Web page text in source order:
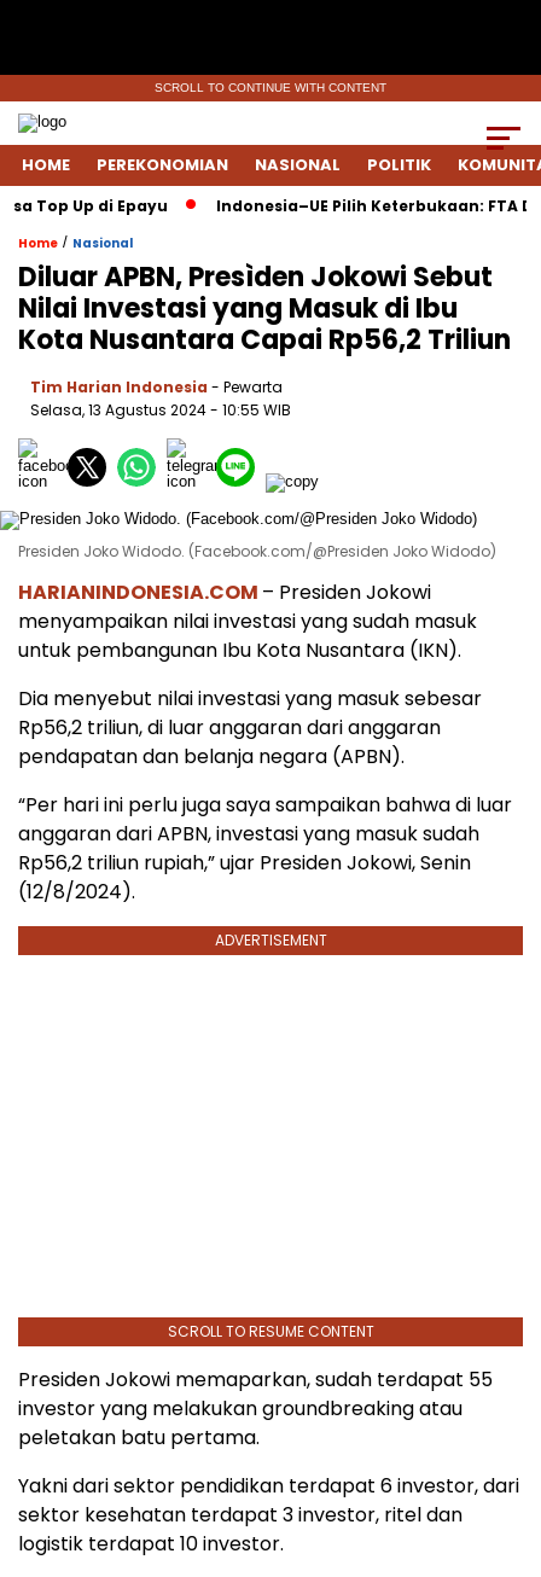
SCROLL TO CONTINUE WITH CONTENT
HOME PEREKONOMIAN NASIONAL POLITIK
Top Up di Epayu Indonesia–UE Pilih Keterbukaan: FTA
Home / Nasional
Diluar APBN, Presìden Jokowi Sebut
Nilai Investasi yang Masuk di Ibu
Kota Nusantara Capai Rp56,2 Triliun
Tim Harian Indonesia - Pewarta
Selasa, 13 Agustus 2024- 10:55 WIB
Presiden Joko Widodo. (Facebook.com/@Presiden Joko Widodo)
HARIANINDONESIA.COM – Presiden Jokowi
menyampaikan nilai investasi yang sudah masuk
untuk pembangunan Ibu Kota Nusantara (IKN).
Dia menyebut nilai investasi yang masuk sebesar
Rp56,2 triliun, di luar anggaran dari anggaran
pendapatan dan belanja negara (APBN).
“Per hari ini perlu juga saya sampaikan bahwa di luar
anggaran dari APBN, investasi yang masuk sudah
Rp56,2 triliun rupiah,” ujar Presiden Jokowi, Senin
(12/8/2024).
ADVERTISEMENT
SCROLL TO RESUME CONTENT
Presiden Jokowi memaparkan, sudah terdapat 55
investor yang melakukan groundbreaking atau
peletakan batu pertama.
Yakni dari sektor pendidikan terdapat 6 investor, dari
sektor kesehatan terdapat 3 investor, ritel dan
logistik terdapat 10 investor.